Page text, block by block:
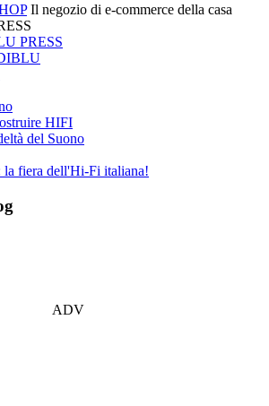
Il negozio di e-commerce della casa
PRESS
HIFI
del Suono
la fiera dell'Hi-Fi italiana!
ADV